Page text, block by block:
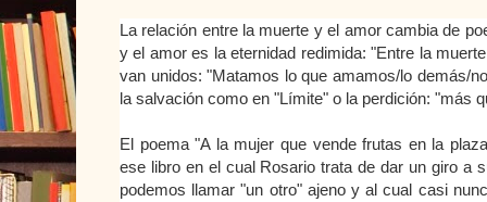
La relación entre la muerte y el amor cambia de
y el amor es la eternidad redimida: "Entre la
van unidos: "Matamos lo que amamos/lo demás/
la salvación como en "Límite" o la perdición: "más
El poema "A la mujer que vende frutas en la
ese libro en el cual Rosario trata de dar un giro a
podemos llamar "un otro" ajeno y al cual casi